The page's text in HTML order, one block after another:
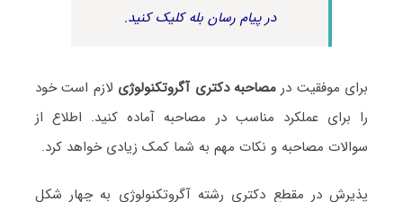
در پیام رسان بله کلیک کنید.
برای موفقیت درمصاحبه دکتری آگروتکنولوژی لازم است خود
را برای عملکرد مناسب در مصاحبه آماده کنید. اطلاع از
سوالات مصاحبه و نکات مهم به شما کمک زیادی خواهد کرد.
پذیرش در مقطع دکتری رشته آگروتکنولوژی به چهار شکل